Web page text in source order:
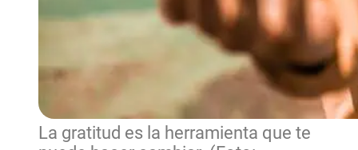
La gratitud es la herramienta que te